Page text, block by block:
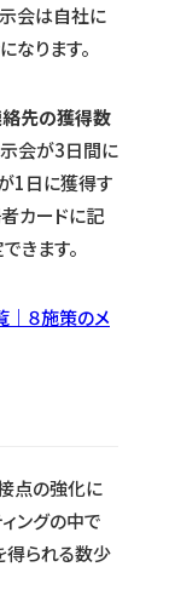
会は自社に
なります。
絡先の獲得数
会が3日間に
1日に獲得す
カードに記
きます。
８施策のメ
点の強化に
ングの中で
得られる数少